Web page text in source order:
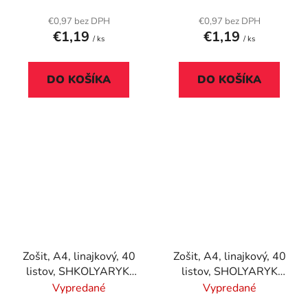
€0,97 bez DPH
€1,19 / ks
DO KOŠÍKA
€0,97 bez DPH
€1,19 / ks
DO KOŠÍKA
Zošit, A4, linajkový, 40
listov, SHKOLYARYK,
"Bee different", mix
Vypredané
Zošit, A4, linajkový, 40
listov, SHOLYARYK
"Notebook", mix
Vypredané